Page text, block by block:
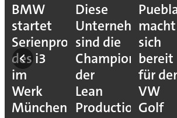
BMW
startet
Serienproduktion
des i3
im
Werk
München
Diese
Unternehmen
sind die
Champions
der
Lean
Production
macht
sich
bereit
für
VW
Golf